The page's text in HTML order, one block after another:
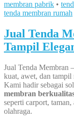
membran pabrik •
tenda membran rumah
Jual Tenda
Tampil
Jual Tenda Membran
kuat, awet, dan
Kami hadir sebagai
membran
seperti carport,
olahraga.